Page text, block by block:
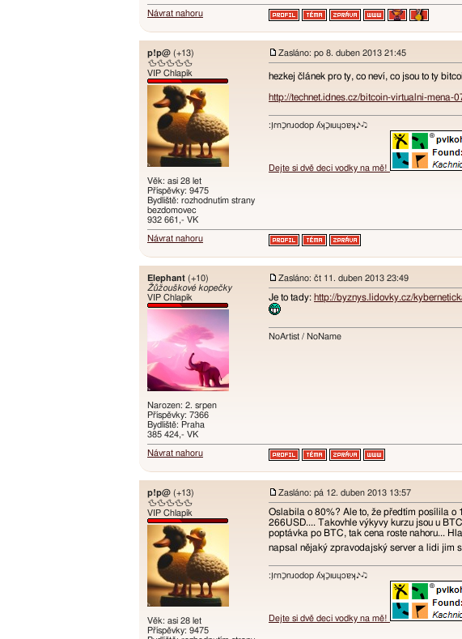
Návrat nahoru
p!p@ (+13)
🦆🦆🦆🦆🦆
VIP Chlapík
Věk: asi 28 let
Příspěvky: 9475
Bydliště: rozhodnutím strany
bezdomovec
932 661,- VK
Zasláno: po 8. duben 2013 21:45
hezkej článek pro ty, co neví, co jsou to ty
http://technet.idnes.cz/bitcoin-virtualni-mena-
:ו֥ɾnכַnɹodop ʎʞכַıuɥɔɐʞ♪♫
Dejte si dvě deci vodky na mě!
Návrat nahoru
Elephant (+10)
Žůžouškové kopečky
VIP Chlapík
Narozen: 2. srpen
Příspěvky: 7366
Bydliště: Praha
385 424,- VK
Zasláno: čt 11. duben 2013 23:49
Je to tady: http://byznys.lidovky.cz/
NoArtist / NoName
Návrat nahoru
p!p@ (+13)
🦆🦆🦆🦆🦆
VIP Chlapík
Věk: asi 28 let
Příspěvky: 9475
Zasláno: pá 12. duben 2013 13:57
Oslabila o 80%? Ale to, že předtím posílila o
266USD.... Takovhle výkyvy kurzu jsou u
poptávka po BTC, tak cena roste nahoru...
napsal nějaký zpravodajský server a lidi jim
:ו֥ɾnכַnɹodop ʎʞכַıuɥɔɐʞ♪♫
Dejte si dvě deci vodky na mě!